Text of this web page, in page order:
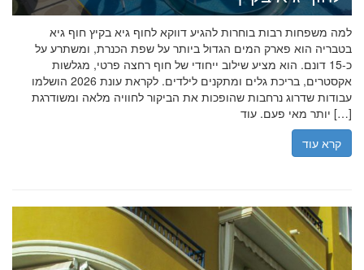
למה משפחות רבות בוחרות להגיע דווקא לחוף גיא בקיץ חוף גיא
בטבריה הוא פארק המים הגדול ביותר על שפת הכנרת, ומשתרע על
כ-15 דונם. הוא מציע שילוב ייחודי של חוף רחצה פרטי, מגלשות
אקסטרים, בריכת גלים ומתקנים לילדים. לקראת עונת 2026 הושלמו
עבודות שדרוג נרחבות שהופכות את הביקור לחוויה מלאה ומשודרגת
יותר מאי פעם. עוד […]
קרא עוד